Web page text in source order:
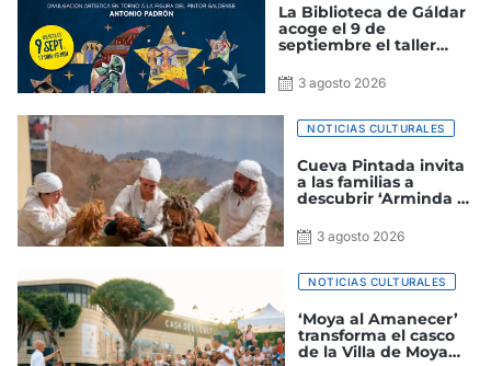
La Biblioteca de Gáldar
acoge el 9 de
septiembre el taller
soñar’
3 agosto 2026
NOTICIAS CULTURALES
Cueva Pintada invita
a las familias a
descubrir ‘Arminda y
támara amarga’
3 agosto 2026
NOTICIAS CULTURALES
‘Moya al Amanecer’
transforma el casco
de la Villa de Moya